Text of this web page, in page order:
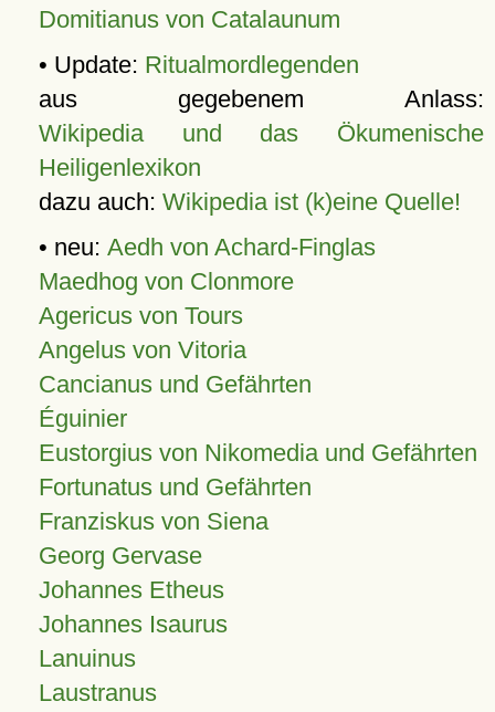
Domitianus von Catalaunum
• Update: Ritualmordlegenden
aus gegebenem Anlass:
Wikipedia und das Ökumenische
Heiligenlexikon
dazu auch: Wikipedia ist (k)eine Quelle!
• neu: Aedh von Achard-Finglas
Maedhog von Clonmore
Agericus von Tours
Angelus von Vitoria
Cancianus und Gefährten
Éguinier
Eustorgius von Nikomedia und Gefährten
Fortunatus und Gefährten
Franziskus von Siena
Georg Gervase
Johannes Etheus
Johannes Isaurus
Lanuinus
Laustranus